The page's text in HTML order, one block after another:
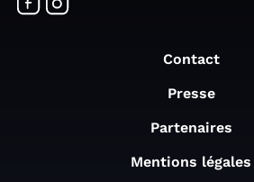
Contact
Presse
Partenaires
Mentions légales